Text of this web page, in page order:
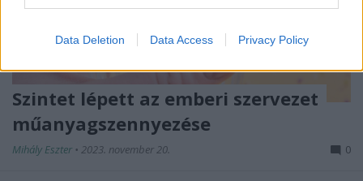
Data Deletion Data Access Privacy Policy
Szintet lépett az emberi szervezet
műanyagszennyezése
Mihály Eszter • 2023. november 20. 0